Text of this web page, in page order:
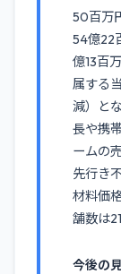
50百万
54億22
億13百
属する
減）と
長や携
ームの
先行き
材料価
舗数は
今後の